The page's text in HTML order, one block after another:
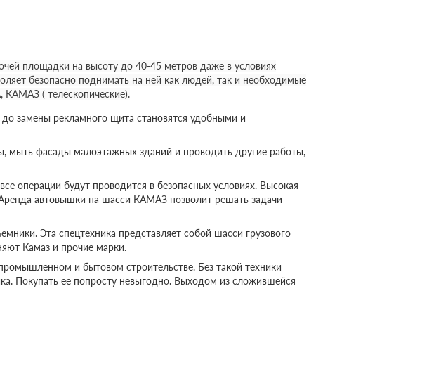
площадки на высоту до 40-45 метров даже в условиях
безопасно поднимать на ней как людей, так и необходимые
( телескопические).
замены рекламного щита становятся удобными и
мыть фасады малоэтажных зданий и проводить другие работы,
операции будут проводится в безопасных условиях. Высокая
автовышки на шасси КАМАЗ позволит решать задачи
Эта спецтехника представляет собой шасси грузового
Камаз и прочие марки.
и бытовом строительстве. Без такой техники
Покупать ее попросту невыгодно. Выходом из сложившейся